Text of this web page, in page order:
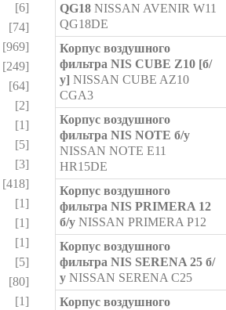
[6]
[74]
[969]
[249]
[64]
[2]
[1]
[5]
[3]
[418]
[1]
[1]
[1]
[5]
[80]
[1]
QG18 NISSAN AVENIR W11
QG18DE
Корпус воздушного
фильтра NIS CUBE Z10 [б/
у] NISSAN CUBE AZ10
CGA3
Корпус воздушного
фильтра NIS NOTE б/у
NISSAN NOTE E11
HR15DE
Корпус воздушного
фильтра NIS PRIMERA 12
б/у NISSAN PRIMERA P12
Корпус воздушного
фильтра NIS SERENA 25 б/
у NISSAN SERENA C25
Корпус воздушного